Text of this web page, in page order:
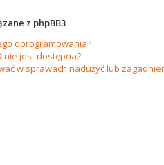
z phpBB3
oprogramowania?
nie jest dostępna?
w sprawach nadużyć lub